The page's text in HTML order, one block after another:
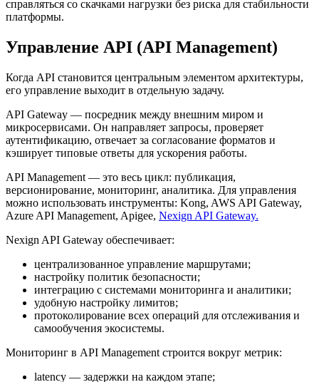
справляться со скачками нагрузки без риска для стабильности
платформы.
Управление API (API Management)
Когда API становится центральным элементом архитектуры,
его управление выходит в отдельную задачу.
API Gateway — посредник между внешним миром и
микросервисами. Он направляет запросы, проверяет
аутентификацию, отвечает за согласование форматов и
кэширует типовые ответы для ускорения работы.
API Management — это весь цикл: публикация,
версионирование, мониторинг, аналитика. Для управления
можно использовать инструменты: Kong, AWS API Gateway,
Azure API Management, Apigee, Nexign API Gateway.
Nexign API Gateway обеспечивает:
централизованное управление маршрутами;
настройку политик безопасности;
интеграцию с системами мониторинга и аналитики;
удобную настройку лимитов;
протоколирование всех операций для отслеживания и
самообучения экосистемы.
Мониторинг в API Management строится вокруг метрик:
latency — задержки на каждом этапе;